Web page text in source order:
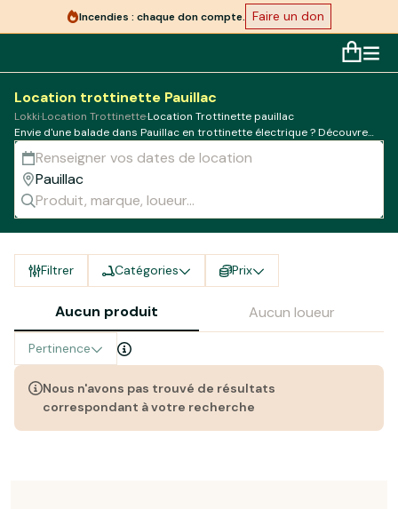
Incendies : chaque don compte. Faire un don
Location trottinette Pauillac
Lokki·Location Trottinette·Location Trottinette pauillac
Envie d'une balade dans Pauillac en trottinette électrique ? Découvrez
tous les meilleurs loueurs de la ville
Filtrer Catégories Prix
Aucun produit Aucun loueur
Pertinence
Nous n'avons pas trouvé de résultats
correspondant à votre recherche